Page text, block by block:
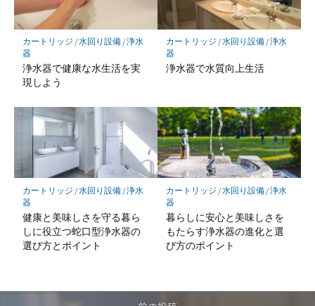
カートリッジ /水回り設備/浄水
器
浄水器で健康な水生活を実
現しよう
カートリッジ /水回り設備/浄水
器
浄水器で水質向上生活
カートリッジ /水回り設備/浄水
器
健康と美味しさを守る暮ら
しに役立つ蛇口型浄水器の
選び方とポイント
カートリッジ /水回り設備/浄水
器
暮らしに安心と美味しさを
もたらす浄水器の進化と選
び方のポイント